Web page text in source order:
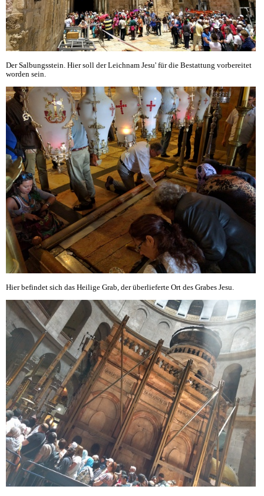
Der Salbungsstein. Hier soll der Leichnam Jesu' für die Bestattung vorbereitet
worden sein.
Hier befindet sich das Heilige Grab, der überlieferte Ort des Grabes Jesu.